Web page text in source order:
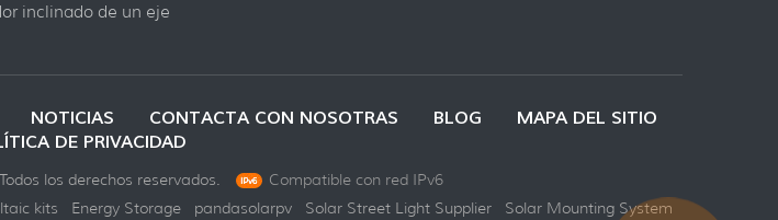
inclinado de un eje
NOTICIAS CONTACTA CON NOSOTRAS BLOG
MAPA DEL SITIO
DE PRIVACIDAD
los derechos reservados.
Compatible con red IPv6
kits Energy Storage pandasolarpv Solar Street Light Supplier Solar Mounting System